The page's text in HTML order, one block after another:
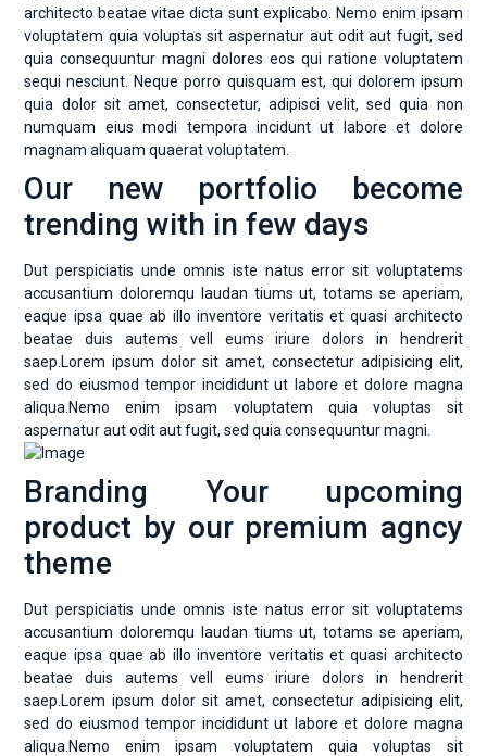
architecto beatae vitae dicta sunt explicabo. Nemo enim ipsam
voluptatem quia voluptas sit aspernatur aut odit aut fugit, sed
quia consequuntur magni dolores eos qui ratione voluptatem
sequi nesciunt. Neque porro quisquam est, qui dolorem ipsum
quia dolor sit amet, consectetur, adipisci velit, sed quia non
numquam eius modi tempora incidunt ut labore et dolore
magnam aliquam quaerat voluptatem.
Our new portfolio become
trending with in few days
Dut perspiciatis unde omnis iste natus error sit voluptatems
accusantium doloremqu laudan tiums ut, totams se aperiam,
eaque ipsa quae ab illo inventore veritatis et quasi architecto
beatae duis autems vell eums iriure dolors in hendrerit
saep.Lorem ipsum dolor sit amet, consectetur adipisicing elit,
sed do eiusmod tempor incididunt ut labore et dolore magna
aliqua.Nemo enim ipsam voluptatem quia voluptas sit
aspernatur aut odit aut fugit, sed quia consequuntur magni.
Branding Your upcoming
product by our premium agncy
theme
Dut perspiciatis unde omnis iste natus error sit voluptatems
accusantium doloremqu laudan tiums ut, totams se aperiam,
eaque ipsa quae ab illo inventore veritatis et quasi architecto
beatae duis autems vell eums iriure dolors in hendrerit
saep.Lorem ipsum dolor sit amet, consectetur adipisicing elit,
sed do eiusmod tempor incididunt ut labore et dolore magna
aliqua.Nemo enim ipsam voluptatem quia voluptas sit